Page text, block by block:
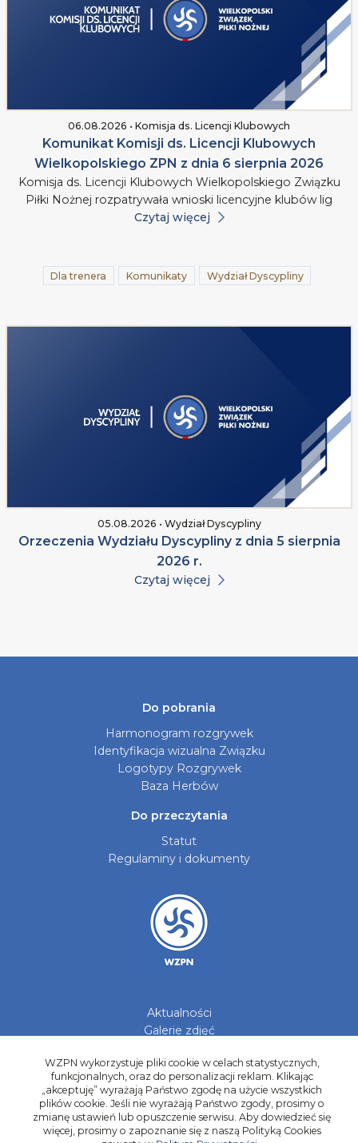
06.08.2026 • Komisja ds. Licencji Klubowych
Komunikat Komisji ds. Licencji Klubowych
Wielkopolskiego ZPN z dnia 6 sierpnia 2026
Komisja ds. Licencji Klubowych Wielkopolskiego Związku
Piłki Nożnej rozpatrywała wnioski licencyjne klubów lig
Czytaj więcej
Dla trenera Komunikaty Wydział Dyscypliny
05.08.2026 • Wydział Dyscypliny
Orzeczenia Wydziału Dyscypliny z dnia 5 sierpnia
2026 r.
Czytaj więcej
Do pobrania
Harmonogram rozgrywek
Identyfikacja wizualna Związku
Logotypy Rozgrywek
Baza Herbów
Do przeczytania
Statut
Regulaminy i dokumenty
Aktualności
Galerie zdjęć
Kadry Regionów
Program Grantowy
Dziewczyny do Piłki
WZPN wykorzystuje pliki cookie w celach statystycznych,
funkcjonalnych, oraz do personalizacji reklam. Klikając
„akceptuję” wyrażają Państwo zgodę na użycie wszystkich
plików cookie. Jeśli nie wyrażają Państwo zgody, prosimy o
zmianę ustawień lub opuszczenie serwisu. Aby dowiedzieć się
więcej, prosimy o zapoznanie się z naszą Polityką Cookies